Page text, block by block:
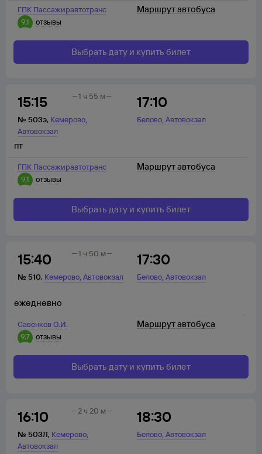
ГПК Пассажиравтотранс
9,1
отзывы
Маршрут автобуса
Выбрать дату и купить билет
15:15
№ 503э, Кемерово,
Автовокзал
17:10
Белово,Автовокзал
1 ч 55 м
ГПК Пассажиравтотранс
9,1
отзывы
пт
Маршрут автобуса
Выбрать дату и купить билет
15:40
№ 510, Кемерово,Автовокзал
17:30
Белово,Автовокзал
1 ч 50 м
Савенков О.И.
9,7
отзывы
ежедневно
Маршрут автобуса
Выбрать дату и купить билет
16:10
№ 503Л, Кемерово,
Автовокзал
18:30
Белово,Автовокзал
2 ч 20 м